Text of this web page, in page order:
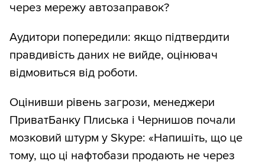
через мережу автозаправок?
Аудитори попередили: якщо підтвердити
правдивість даних не вийде, оцінювач
відмовиться від роботи.
Оцінивши рівень загрози, менеджери
ПриватБанку Плиська і Чернишов почали
мозковий штурм у Skype: «Напишіть, що це
тому, що ці нафтобази продають не через